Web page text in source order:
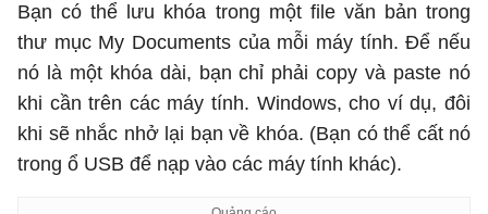
Bạn có thể lưu khóa trong một file văn bản trong
thư mục My Documents của mỗi máy tính. Để nếu
nó là một khóa dài, bạn chỉ phải copy và paste nó
khi cần trên các máy tính. Windows, cho ví dụ, đôi
khi sẽ nhắc nhở lại bạn về khóa. (Bạn có thể cất nó
trong ổ USB để nạp vào các máy tính khác).